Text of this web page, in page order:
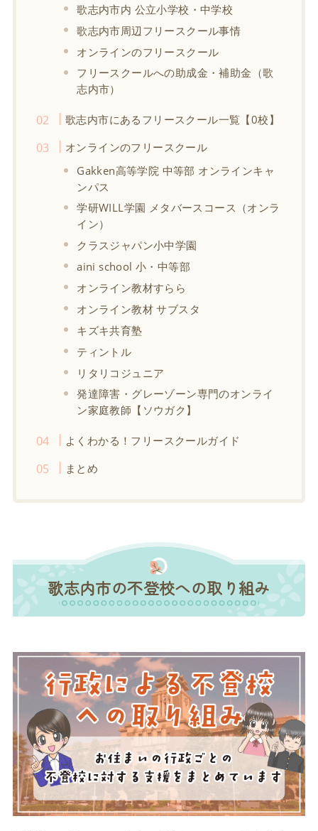
歌志内市内 公立小学校・中学校
歌志内市周辺フリースクール事情
オンラインのフリースクール
フリースクールへの助成金・補助金（歌
志内市）
歌志内市にあるフリースクール一覧【0校】
オンラインのフリースクール
Gakken高等学院 中等部 オンラインキャ
ンパス
学研WILL学園 メタバースコース（オンラ
イン）
クラスジャパン小中学園
aini school 小・中等部
オンライン教材すらら
オンライン教材 サブスタ
キズキ共育塾
ティントル
リタリコジュニア
発達障害・グレーゾーン専門のオンライ
ン家庭教師【ソウガク】
よくわかる！フリースクールガイド
まとめ
歌志内市の不登校への取り組み